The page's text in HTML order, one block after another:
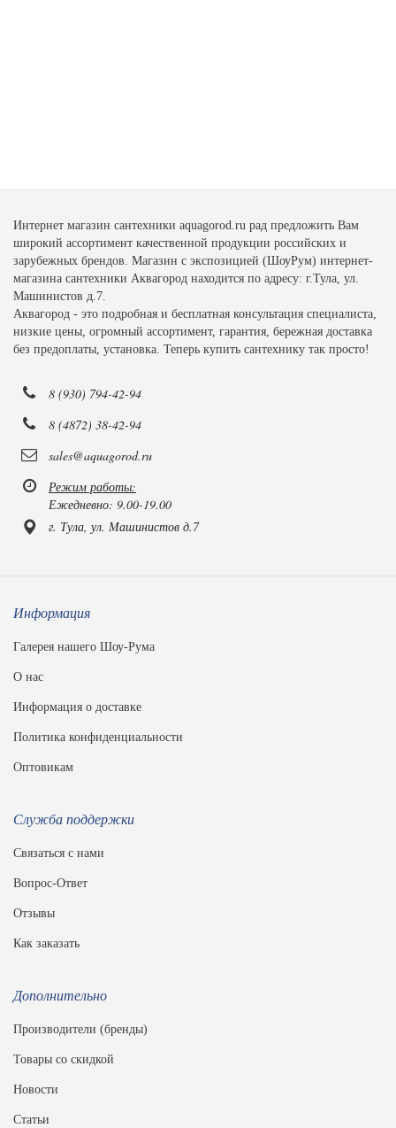
Интернет магазин сантехники aquagorod.ru рад предложить Вам
широкий ассортимент качественной продукции российских и
зарубежных брендов. Магазин с экспозицией (ШоуРум) интернет-
магазина сантехники Аквагород находится по адресу: г.Тула, ул.
Машинистов д.7.
Аквагород - это подробная и бесплатная консультация специалиста,
низкие цены, огромный ассортимент, гарантия, бережная доставка
без предоплаты, установка. Теперь купить сантехнику так просто!
8 (930) 794-42-94
8 (4872) 38-42-94
sales@aquagorod.ru
Режим работы:
Ежедневно: 9.00-19.00
г. Тула, ул. Машинистов д.7
Информация
Галерея нашего Шоу-Рума
О нас
Информация о доставке
Политика конфиденциальности
Оптовикам
Служба поддержки
Связаться с нами
Вопрос-Ответ
Отзывы
Как заказать
Дополнительно
Производители (бренды)
Товары со скидкой
Новости
Статьи